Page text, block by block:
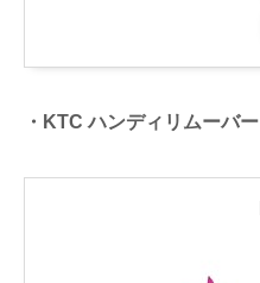
・KTC ハンディリムーバー